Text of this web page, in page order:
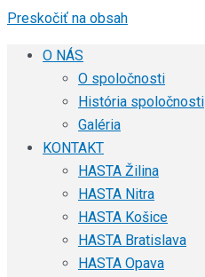
Preskočiť na obsah
O NÁS
O spoločnosti
História spoločnosti
Galéria
KONTAKT
HASTA Žilina
HASTA Nitra
HASTA Košice
HASTA Bratislava
HASTA Opava